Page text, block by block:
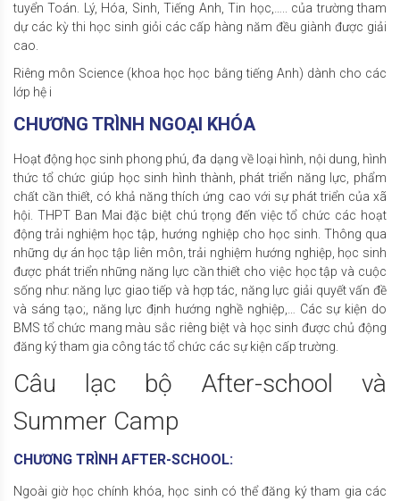
tuyển Toán. Lý, Hóa, Sinh, Tiếng Anh, Tin học,….. của trường tham
dự các kỳ thi học sinh giỏi các cấp hàng năm đều giành được giải
cao.
Riêng môn Science (khoa học học bằng tiếng Anh) dành cho các
lớp hệ i
CHƯƠNG TRÌNH NGOẠI KHÓA
Hoạt động học sinh phong phú, đa dạng về loại hình, nội dung, hình
thức tổ chức giúp học sinh hình thành, phát triển năng lực, phẩm
chất cần thiết, có khả năng thích ứng cao với sự phát triển của xã
hội. THPT Ban Mai đặc biệt chú trọng đến việc tổ chức các hoạt
động trải nghiệm học tập, hướng nghiệp cho học sinh. Thông qua
những dự án học tập liên môn, trải nghiệm hướng nghiệp, học sinh
được phát triển những năng lực cần thiết cho việc học tập và cuộc
sống như: năng lực giao tiếp và hợp tác, năng lực giải quyết vấn đề
và sáng tạo;, năng lực định hướng nghề nghiệp,… Các sự kiện do
BMS tổ chức mang màu sắc riêng biệt và học sinh được chủ động
đăng ký tham gia công tác tổ chức các sự kiện cấp trường.
Câu lạc bộ After-school và
Summer Camp
CHƯƠNG TRÌNH AFTER-SCHOOL:
Ngoài giờ học chính khóa, học sinh có thể đăng ký tham gia các